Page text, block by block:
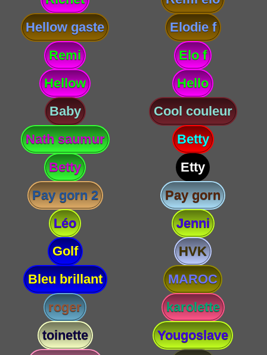
Hellow gaste
Elodie f
Remi
Elo f
Hellow
Hello
Baby
Cool couleur
Nath saumur
Betty
Betty
Etty
Pay gorn 2
Pay gorn
Léo
Jenni
Golf
HVK
Bleu brillant
MAROC
roger
karolette
toinette
Yougoslave